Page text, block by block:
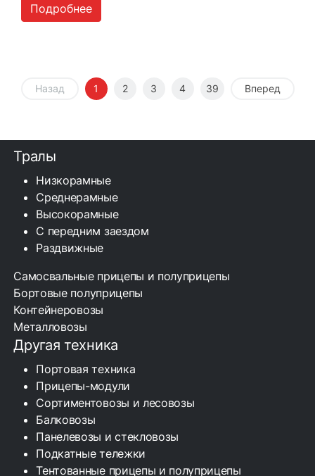
Подробнее
Назад 1 2 3 4 39 Вперед
Тралы
Низкорамные
Среднерамные
Высокорамные
С передним заездом
Раздвижные
Самосвальные прицепы и полуприцепы
Бортовые полуприцепы
Контейнеровозы
Металловозы
Другая техника
Портовая техника
Прицепы-модули
Сортиментовозы и лесовозы
Балковозы
Панелевозы и стекловозы
Подкатные тележки
Тентованные прицепы и полуприцепы